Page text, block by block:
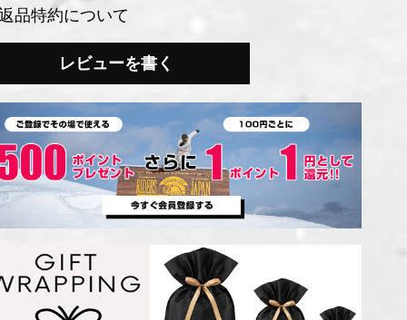
品特約について
レビューを書く